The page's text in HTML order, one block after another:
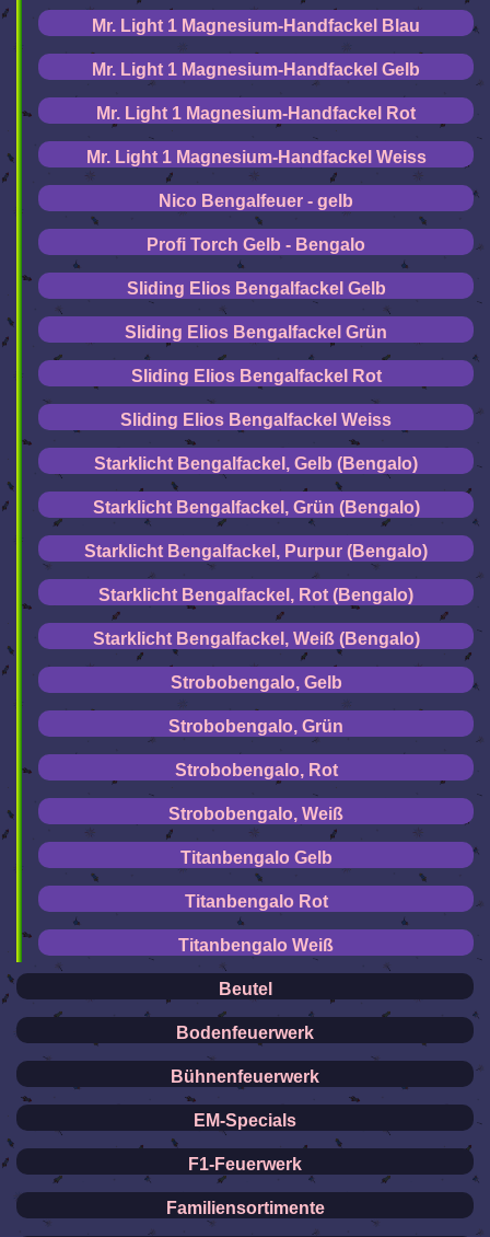
Mr. Light 1 Magnesium-Handfackel Blau
Mr. Light 1 Magnesium-Handfackel Gelb
Mr. Light 1 Magnesium-Handfackel Rot
Mr. Light 1 Magnesium-Handfackel Weiss
Nico Bengalfeuer - gelb
Profi Torch Gelb - Bengalo
Sliding Elios Bengalfackel Gelb
Sliding Elios Bengalfackel Grün
Sliding Elios Bengalfackel Rot
Sliding Elios Bengalfackel Weiss
Starklicht Bengalfackel, Gelb (Bengalo)
Starklicht Bengalfackel, Grün (Bengalo)
Starklicht Bengalfackel, Purpur (Bengalo)
Starklicht Bengalfackel, Rot (Bengalo)
Starklicht Bengalfackel, Weiß (Bengalo)
Strobobengalo, Gelb
Strobobengalo, Grün
Strobobengalo, Rot
Strobobengalo, Weiß
Titanbengalo Gelb
Titanbengalo Rot
Titanbengalo Weiß
Beutel
Bodenfeuerwerk
Bühnenfeuerwerk
EM-Specials
F1-Feuerwerk
Familiensortimente